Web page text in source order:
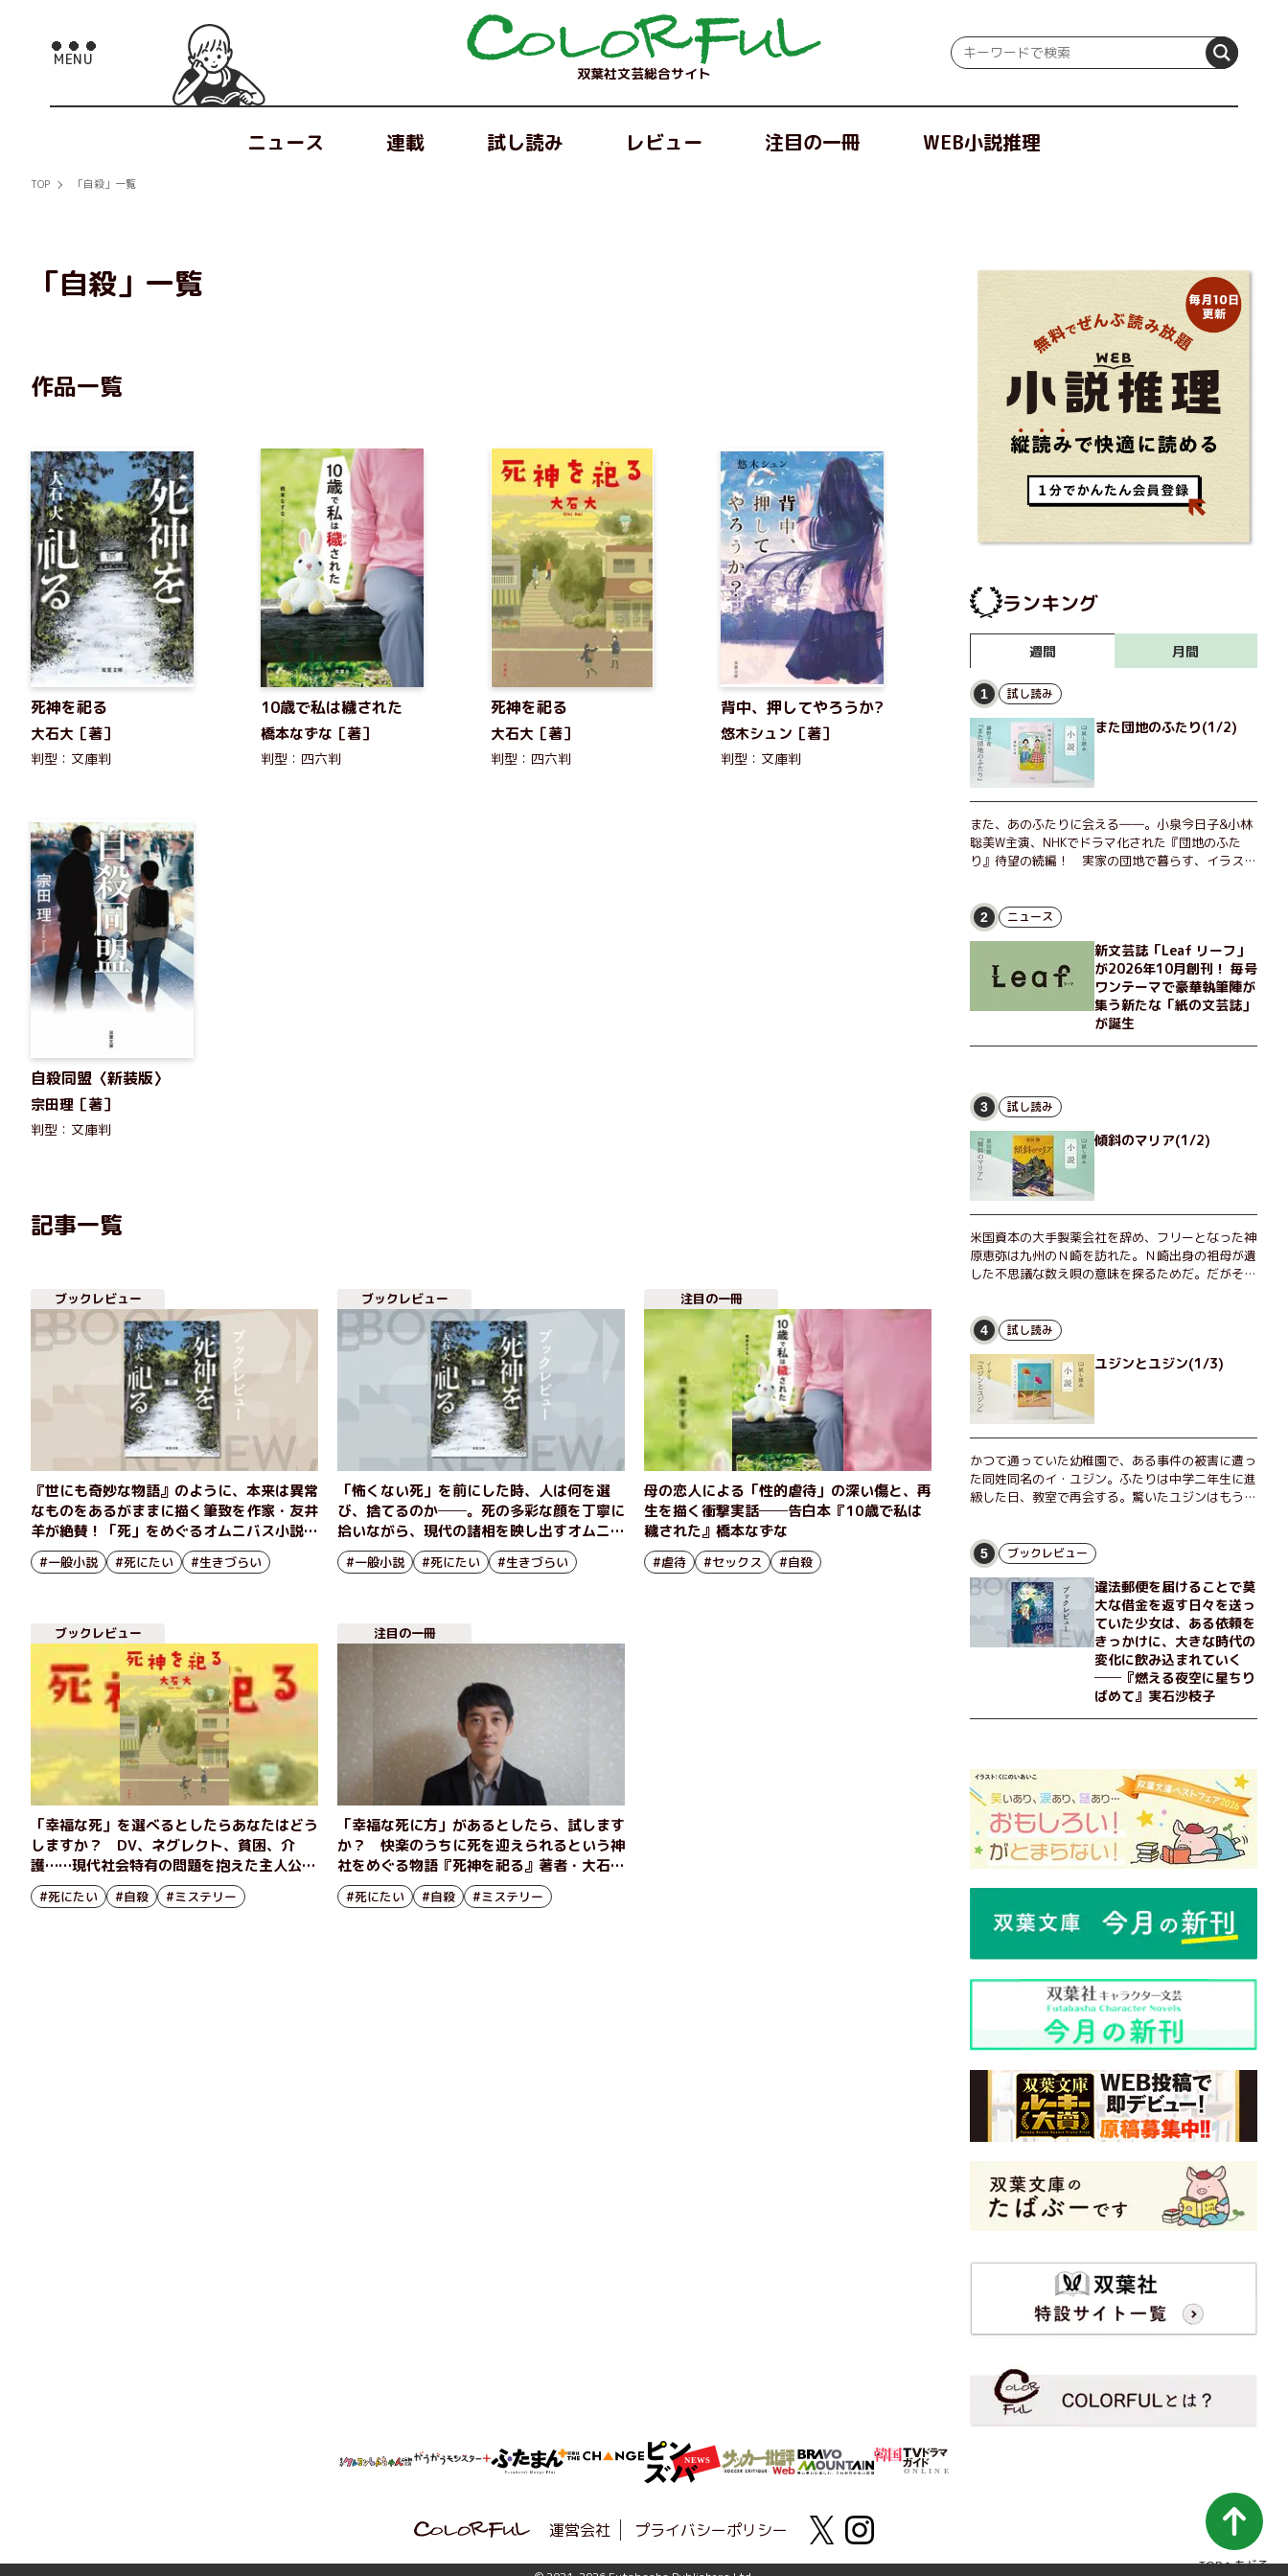
双葉社文芸総合サイト
ニュース 連載 試し読み レビュー 注目の一冊 WEB小説推理
TOP 「自殺」一覧
「自殺」一覧
作品一覧
死神を祀る
大石大［著］
判型：文庫判
10歳で私は穢された
橋本なずな［著］
判型：四六判
死神を祀る
大石大［著］
判型：四六判
背中、押してやろうか?
悠木シュン［著］
判型：文庫判
自殺同盟〈新装版〉
宗田理［著］
判型：文庫判
記事一覧
ブックレビュー
『世にも奇妙な物語』のように、本来は異常
なものをあるがままに描く筆致を作家・友井
羊が絶賛！「死」をめぐるオムニバス小説
『死神を祀る』大石大
#一般小説 #死にたい #生きづらい
ブックレビュー
「怖くない死」を前にした時、人は何を選
び、捨てるのか──。死の多彩な顔を丁寧に
拾いながら、現代の諸相を映し出すオムニバ
ス小説 『死神を祀る』大石大
#一般小説 #死にたい #生きづらい
注目の一冊
母の恋人による「性的虐待」の深い傷と、再
生を描く衝撃実話──告白本『10歳で私は
穢された』橋本なずな
#虐待 #セックス #自殺
ブックレビュー
「幸福な死」を選べるとしたらあなたはどう
しますか？ DV、ネグレクト、貧困、介
護……現代社会特有の問題を抱えた主人公た
ちは最後に何を選び、捨てるのか──『死神
を祀る』大石大
#死にたい #自殺 #ミステリー
注目の一冊
「幸福な死に方」があるとしたら、試します
か？ 快楽のうちに死を迎えられるという神
社をめぐる物語『死神を祀る』著者・大石大
特別寄稿「命綱」
#死にたい #自殺 #ミステリー
ランキング
週間 月間
1 試し読み
また団地のふたり(1/2)
また、あのふたりに会える――。小泉今日子&小林
聡美W主演、NHKでドラマ化された『団地のふた
り』待望の続編！ 実家の団地で暮らす、イラスト
ょっとした贅沢を楽しんだり、近所のおばちゃんの
恋バナを聞いてあげたり、部屋でふたりだけの「台
湾映画祭」を催したり。50代独身、幼なじみの変
わらぬ友情とささやかな幸せの日々を描く。
2 ニュース
新文芸誌「Leaf リーフ」
が2026年10月創刊！ 毎号
ワンテーマで豪華執筆陣が
集う新たな「紙の文芸誌」
が誕生
3 試し読み
傾斜のマリア(1/2)
米国資本の大手製薬会社を辞め、フリーとなった神
原恵弥は九州のＮ崎を訪れた。Ｎ崎出身の祖母が遺
した不思議な数え唄の意味を探るためだ。だがそん
出島で見つかったある物質について博士の意見を聞
きたいという。恵弥は、まるで影のような存在の博
士とまみえることはできるのか？ そして、唄の歌
詞「かたむくマリア」に込められた秘密とは？ 謎
めいたラストが鮮烈な余韻を残すシリーズ第四作！
4 試し読み
ユジンとユジン(1/3)
かつて通っていた幼稚園で、ある事件の被害に遭っ
た同姓同名のイ・ユジン。ふたりは中学二年生に進
級した日、教室で再会する。驚いたユジンはもうひ
て……。韓国で世代を超えて愛され続け、35万部を
突破したベストセラー小説の邦訳版。
5 ブックレビュー
違法郵便を届けることで莫
大な借金を返す日々を送っ
ていた少女は、ある依頼を
きっかけに、大きな時代の
変化に飲み込まれていく
──『燃える夜空に星ちり
ばめて』実石沙枝子
運営会社 プライバシーポリシー
TOPへもどる